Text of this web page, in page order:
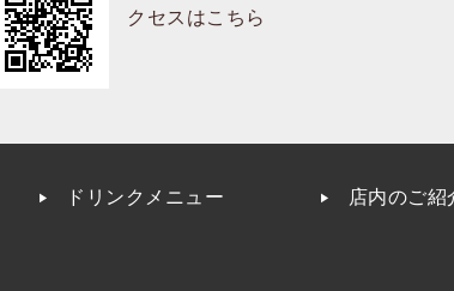
クセスはこちら
ドリンクメニュー 店内のご紹